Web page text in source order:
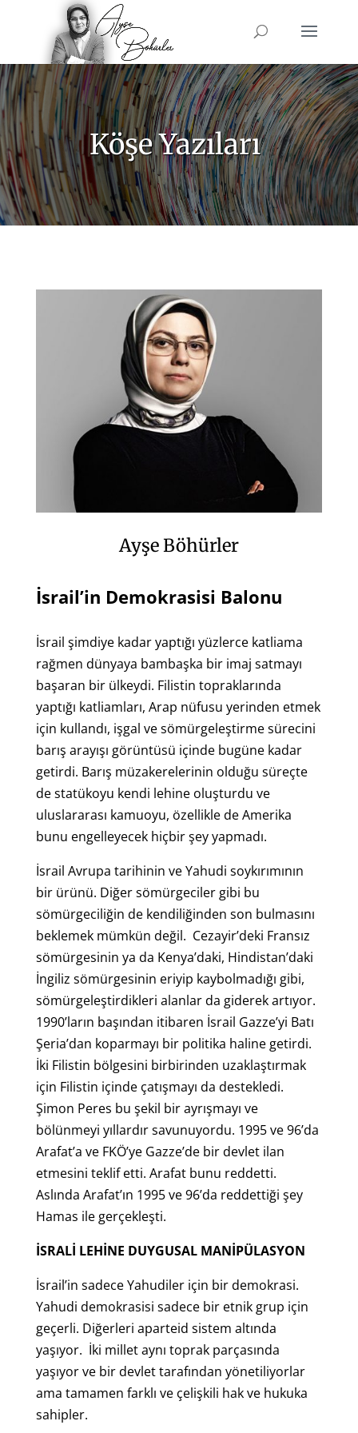
Köşe Yazıları
Ayşe Böhürler
İsrail’in Demokrasisi Balonu
İsrail şimdiye kadar yaptığı yüzlerce katliama
rağmen dünyaya bambaşka bir imaj satmayı
başaran bir ülkeydi. Filistin topraklarında
yaptığı katliamları, Arap nüfusu yerinden etmek
için kullandı, işgal ve sömürgeleştirme sürecini
barış arayışı görüntüsü içinde bugüne kadar
getirdi. Barış müzakerelerinin olduğu süreçte
de statükoyu kendi lehine oluşturdu ve
uluslararası kamuoyu, özellikle de Amerika
bunu engelleyecek hiçbir şey yapmadı.
İsrail Avrupa tarihinin ve Yahudi soykırımının
bir ürünü. Diğer sömürgeciler gibi bu
sömürgeciliğin de kendiliğinden son bulmasını
beklemek mümkün değil. Cezayir’deki Fransız
sömürgesinin ya da Kenya’daki, Hindistan’daki
İngiliz sömürgesinin eriyip kaybolmadığı gibi,
sömürgeleştirdikleri alanlar da giderek artıyor.
1990’ların başından itibaren İsrail Gazze’yi Batı
Şeria’dan koparmayı bir politika haline getirdi.
İki Filistin bölgesini birbirinden uzaklaştırmak
için Filistin içinde çatışmayı da destekledi.
Şimon Peres bu şekil bir ayrışmayı ve
bölünmeyi yıllardır savunuyordu. 1995 ve 96’da
Arafat’a ve FKÖ’ye Gazze’de bir devlet ilan
etmesini teklif etti. Arafat bunu reddetti.
Aslında Arafat’ın 1995 ve 96’da reddettiği şey
Hamas ile gerçekleşti.
İSRALİ LEHİNE DUYGUSAL MANİPÜLASYON
İsrail’in sadece Yahudiler için bir demokrasi.
Yahudi demokrasisi sadece bir etnik grup için
geçerli. Diğerleri aparteid sistem altında
yaşıyor. İki millet aynı toprak parçasında
yaşıyor ve bir devlet tarafından yönetiliyorlar
ama tamamen farklı ve çelişkili hak ve hukuka
sahipler.